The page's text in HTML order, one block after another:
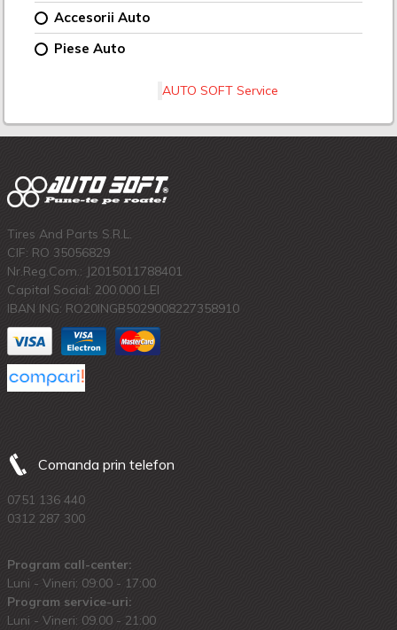
Accesorii Auto
Piese Auto
AUTO SOFT Service
Tires And Parts S.R.L.
CIF: RO 35056829
Nr.Reg.Com.: J2015011788401
Capital Social: 200.000 LEI
IBAN ING: RO20INGB5029008227358910
Comanda prin telefon
0751 136 440
0312 287 300
Program call-center:
Luni - Vineri: 09:00 - 17:00
Program service-uri:
Luni - Vineri: 09.00 - 21:00